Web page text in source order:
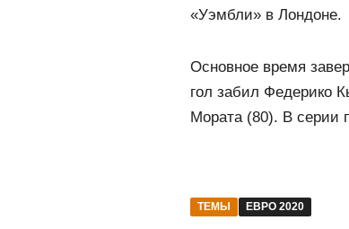
«Уэмбли» в Лондоне.
Основное время
гол забил Федерико
Мората (80). В серии
ТЕМЫ ЕВРО 2020